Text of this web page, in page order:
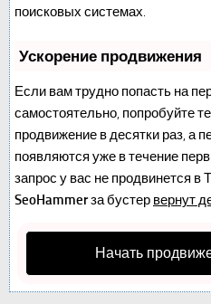
поисковых системах.
Ускорение продвижения
Если вам трудно попасть на
самостоятельно, попробуйте
продвижение в десятки раз, а
появляются уже в течение
запрос у вас не продвинется в
SeoHammerза бустер вернут
Начать